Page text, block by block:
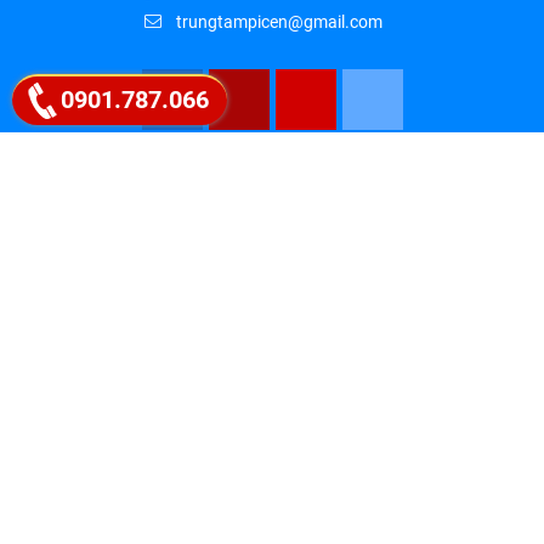
trungtampicen@gmail.com
0901.787.066